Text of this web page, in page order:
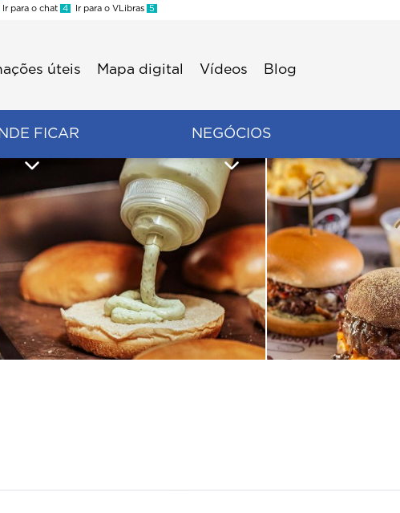
Ir para o chat 4 Ir para o VLibras 5
úteis Mapa digital Vídeos Blog
FICAR NEGÓCIOS